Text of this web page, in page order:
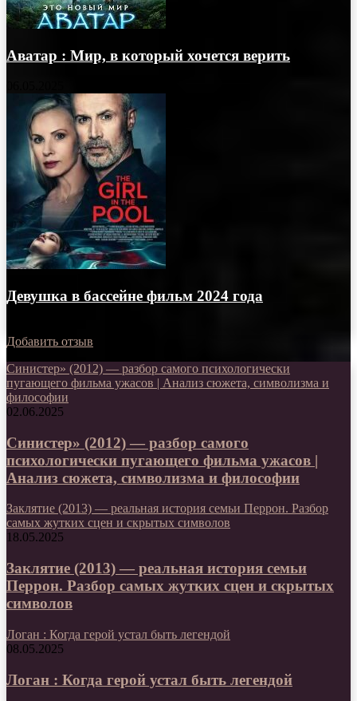
Аватар : Мир, в который хочется верить
Девушка в бассейне фильм 2024 года
Добавить отзыв
Синистер» (2012) — разбор самого психологически
пугающего фильма ужасов | Анализ сюжета, символизма и
философии
02.06.2025
Синистер» (2012) — разбор самого
психологически пугающего фильма ужасов |
Анализ сюжета, символизма и философии
Заклятие (2013) — реальная история семьи Перрон. Разбор
самых жутких сцен и скрытых символов
18.05.2025
Заклятие (2013) — реальная история семьи
Перрон. Разбор самых жутких сцен и скрытых
символов
Логан : Когда герой устал быть легендой
08.05.2025
Логан : Когда герой устал быть легендой